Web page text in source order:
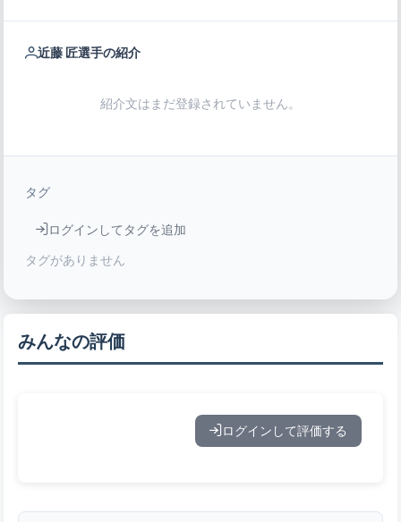
近藤 匠選手の紹介
紹介文はまだ登録されていません。
タグ
ログインしてタグを追加
タグがありません
みんなの評価
ログインして評価する